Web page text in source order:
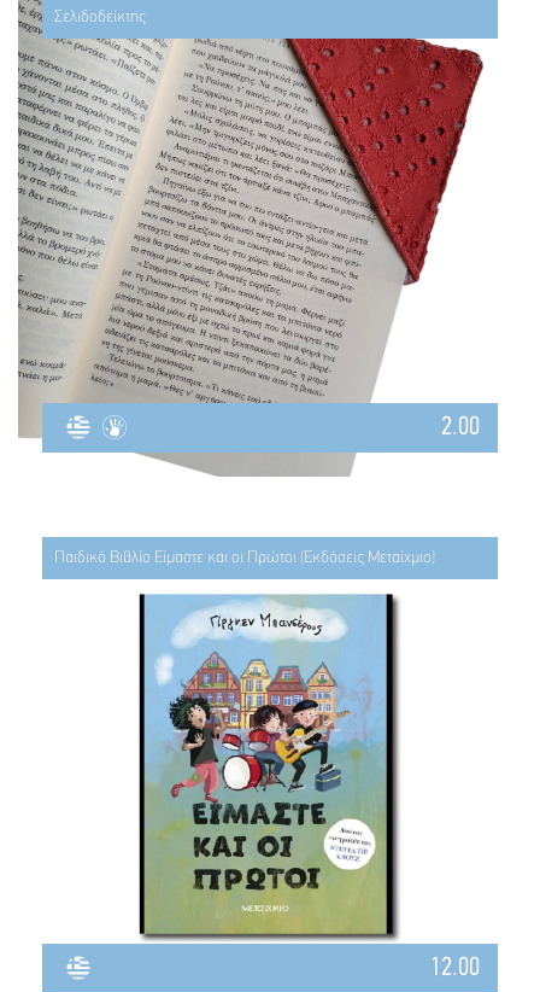
Σελιδοδείκτης
2.00
Παιδικό Βιβλίο Είμαστε και οι Πρώτοι (Εκδόσεις Μεταίχμιο)
12.00